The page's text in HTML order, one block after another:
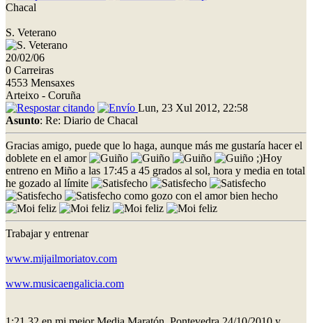
Chacal
S. Veterano
20/02/06
0 Carreiras
4553 Mensaxes
Arteixo - Coruña
Lun, 23 Xul 2012, 22:58
Asunto: Re: Diario de Chacal
Gracias amigo, puede que lo haga, aunque más me gustaría hacer el
doblete en el amor
;)Hoy
entreno en Miño a las 17:45 a 45 grados al sol, hora y media en total
he gozado al límite
como gozo con el amor bien hecho
Trabajar y entrenar
www.mijailmoriatov.com
www.musicaengalicia.com